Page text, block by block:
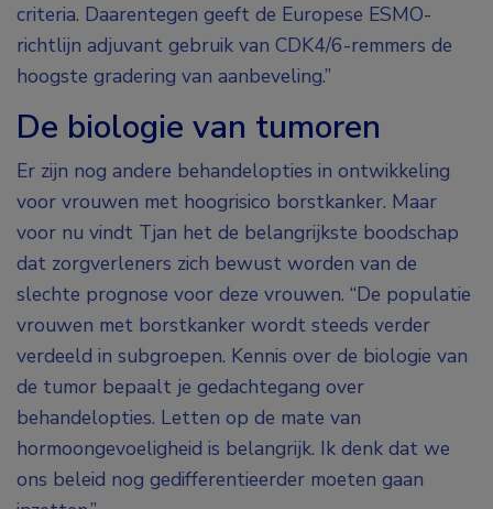
criteria. Daarentegen geeft de Europese ESMO-
richtlijn adjuvant gebruik van CDK4/6-remmers de
hoogste gradering van aanbeveling.”
De biologie van tumoren
Er zijn nog andere behandelopties in ontwikkeling
voor vrouwen met hoogrisico borstkanker. Maar
voor nu vindt Tjan het de belangrijkste boodschap
dat zorgverleners zich bewust worden van de
slechte prognose voor deze vrouwen. “De populatie
vrouwen met borstkanker wordt steeds verder
verdeeld in subgroepen. Kennis over de biologie van
de tumor bepaalt je gedachtegang over
behandelopties. Letten op de mate van
hormoongevoeligheid is belangrijk. Ik denk dat we
ons beleid nog gedifferentieerder moeten gaan